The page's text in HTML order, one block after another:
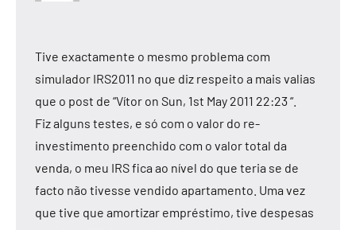
Tive exactamente o mesmo problema com
simulador IRS2011 no que diz respeito a mais valias
que o post de “Vítor on Sun, 1st May 2011 22:23 “.
Fiz alguns testes, e só com o valor do re-
investimento preenchido com o valor total da
venda, o meu IRS fica ao nível do que teria se de
facto não tivesse vendido apartamento. Uma vez
que tive que amortizar empréstimo, tive despesas